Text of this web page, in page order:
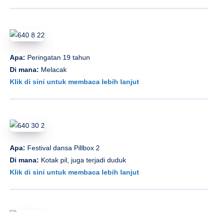
Apa: Peringatan 19 tahun
Di mana: Melacak
Klik di sini untuk membaca lebih lanjut
Apa: Festival dansa Pillbox 2
Di mana: Kotak pil, juga terjadi duduk
Klik di sini untuk membaca lebih lanjut